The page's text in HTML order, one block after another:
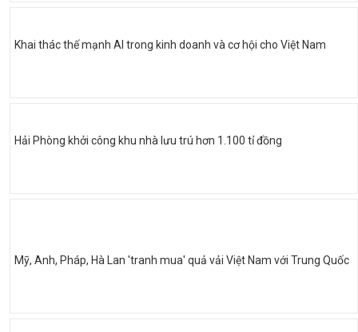
Khai thác thế mạnh AI trong kinh doanh và cơ hội cho Việt Nam
Hải Phòng khởi công khu nhà lưu trú hơn 1.100 tỉ đồng
Mỹ, Anh, Pháp, Hà Lan 'tranh mua' quả vải Việt Nam với Trung Quốc